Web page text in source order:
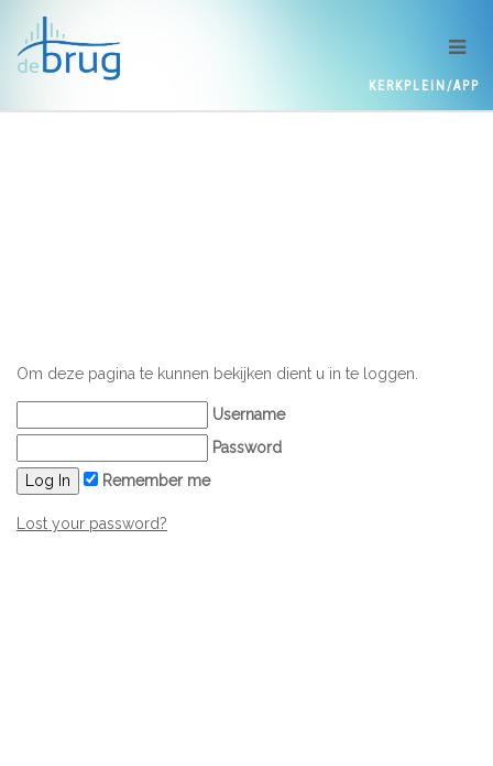
KERKPLEIN/APP
Om deze pagina te kunnen bekijken dient u in te loggen.
Username
Password
Remember me
Lost your password?